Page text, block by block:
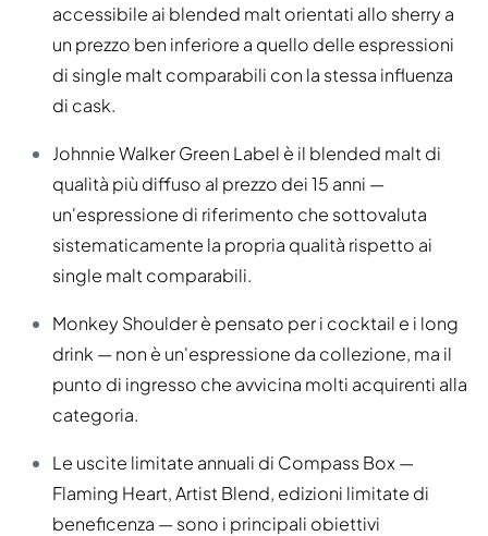
accessibile ai blended malt orientati allo sherry a
un prezzo ben inferiore a quello delle espressioni
di single malt comparabili con la stessa influenza
di cask.
Johnnie Walker Green Label è il blended malt di
qualità più diffuso al prezzo dei 15 anni —
un'espressione di riferimento che sottovaluta
sistematicamente la propria qualità rispetto ai
single malt comparabili.
Monkey Shoulder è pensato per i cocktail e i long
drink — non è un'espressione da collezione, ma il
punto di ingresso che avvicina molti acquirenti alla
categoria.
Le uscite limitate annuali di Compass Box —
Flaming Heart, Artist Blend, edizioni limitate di
beneficenza — sono i principali obiettivi